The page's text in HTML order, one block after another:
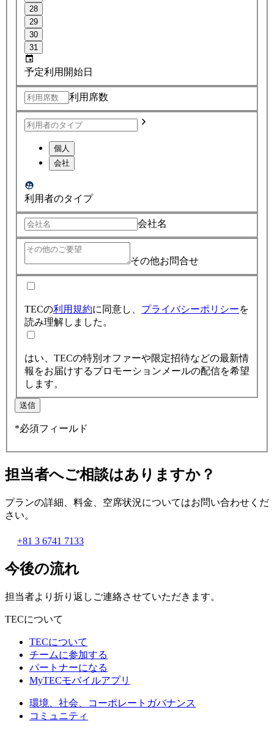
28
29
30
31
予定利用開始日
利用席数
個人
会社
利用者のタイプ
会社名
その他お問合せ
TECの利用規約に同意し、 プライバシーポリシーを
読み理解しました。
はい、TECの特別オファーや限定招待などの最新情
報をお届けするプロモーションメールの配信を希望
します。
送信
*必須フィールド
担当者へご相談はありますか？
プランの詳細、料金、空席状況についてはお問い合わせくだ
さい。
+81 3 6741 7133
今後の流れ
担当者より折り返しご連絡させていただきます。
TECについて
TECについて
チームに参加する
パートナーになる
MyTECモバイルアプリ
環境、社会、コーポレートガバナンス
コミュニティ